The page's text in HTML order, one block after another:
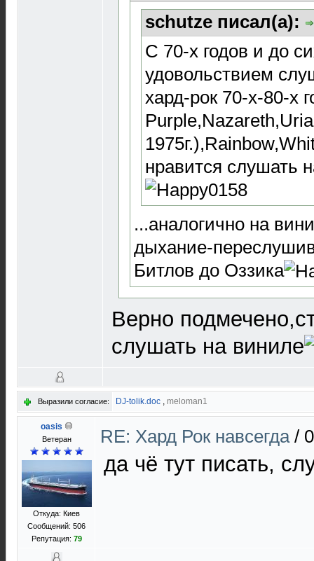
schutze писал(а):
C 70-х годов и до
удовольствием
хард-рок 70-х-80-х
нравится слушать
...аналогично на
дыхание-
Битлов до Оззика
Верно
слушать на виниле
Выразили согласие: DJ-tolik.doc , meloman1
oasis
Ветеран
Откуда: Киев
Сообщений: 506
Репутация: 79
RE: Хард Рок навсегда /
да чё тут писать,